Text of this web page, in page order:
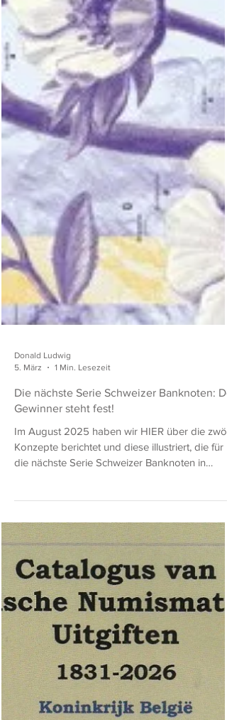
Donald Ludwig
5. März
1 Min. Lesezeit
Konzepte berichtet und diese illustriert, die für
die nächste Serie Schweizer Banknoten in
Betracht gezogen wurden. Emphase Ltd. hat
seinem Entwurf „Concept J“ den
Designwettbewerb für die neue Banknotenserie
gewonnen. Die Schweizerische Nationalbank
beauftragte Emphase Ltd. unter der Leitung
Fabienne Kilchör und Sébastien Fasel mit der
Gestaltung der neuen Banknoten. Concept J
vermittelt das Thema „Die Schweiz und ihre Hö